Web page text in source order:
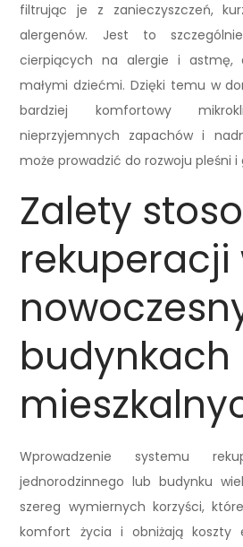
filtrując je z zanieczyszczeń,
alergenów. Jest to
cierpiących na alergie i astmę,
małymi dziećmi. Dzięki temu w
bardziej komfortowy
nieprzyjemnych zapachów i
może prowadzić do rozwoju pleśni i
Zalety
rekuperacji
budynkach
Wprowadzenie systemu
jednorodzinnego lub budynku
szereg wymiernych korzyści,
komfort życia i obniżają koszty